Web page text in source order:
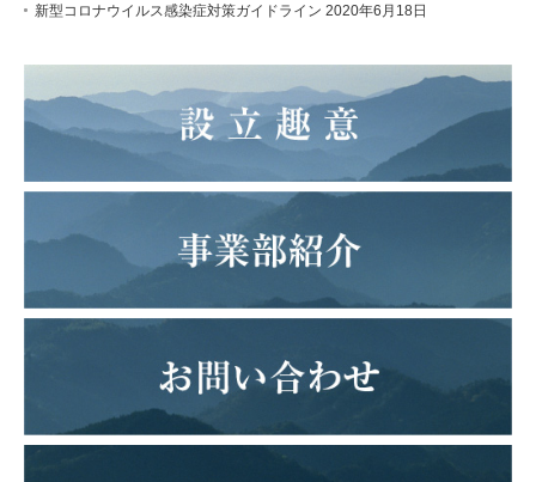
新型コロナウイルス感染症対策ガイドライン 2020年6月18日